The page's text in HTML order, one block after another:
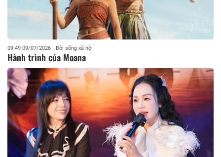
09:49 09/07/2026 Đời sống xã hội
Hành trình của Moana